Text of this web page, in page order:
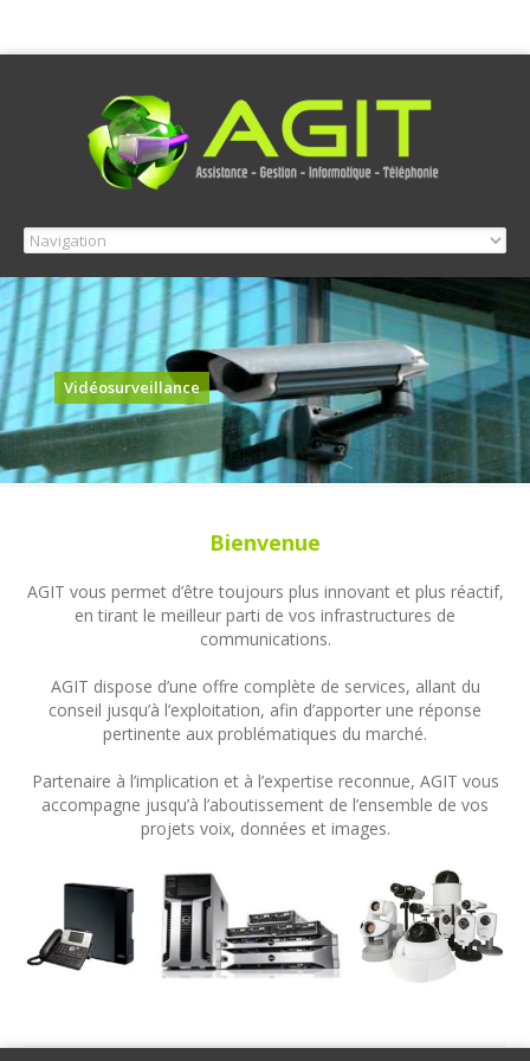
Vidéosurveillance
Bienvenue
AGIT vous permet d’être toujours plus innovant et plus réactif,
en tirant le meilleur parti de vos infrastructures de
communications.
AGIT dispose d’une offre complète de services, allant du
conseil jusqu’à l’exploitation, afin d’apporter une réponse
pertinente aux problématiques du marché.
Partenaire à l’implication et à l’expertise reconnue, AGIT vous
accompagne jusqu’à l’aboutissement de l’ensemble de vos
projets voix, données et images.